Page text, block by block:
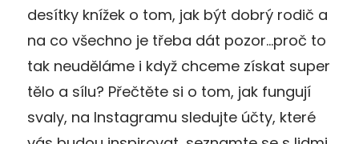
desítky knížek o tom, jak být dobrý rodič a
na co všechno je třeba dát pozor…proč to
tak neuděláme i když chceme získat super
tělo a sílu? Přečtěte si o tom, jak fungují
svaly, na Instagramu sledujte účty, které